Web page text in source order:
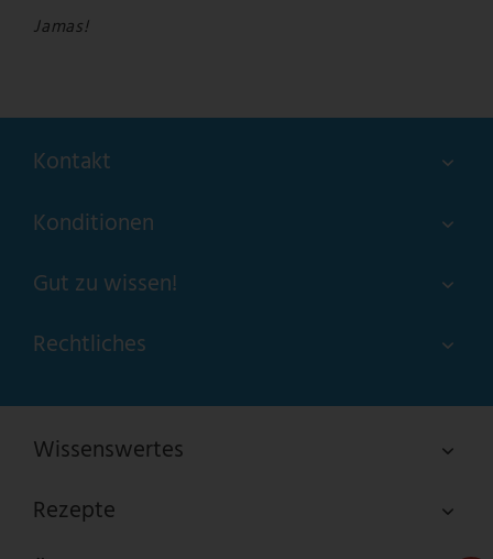
Jamas!
Kontakt
Konditionen
Gut zu wissen!
Rechtliches
Wissenswertes
Rezepte